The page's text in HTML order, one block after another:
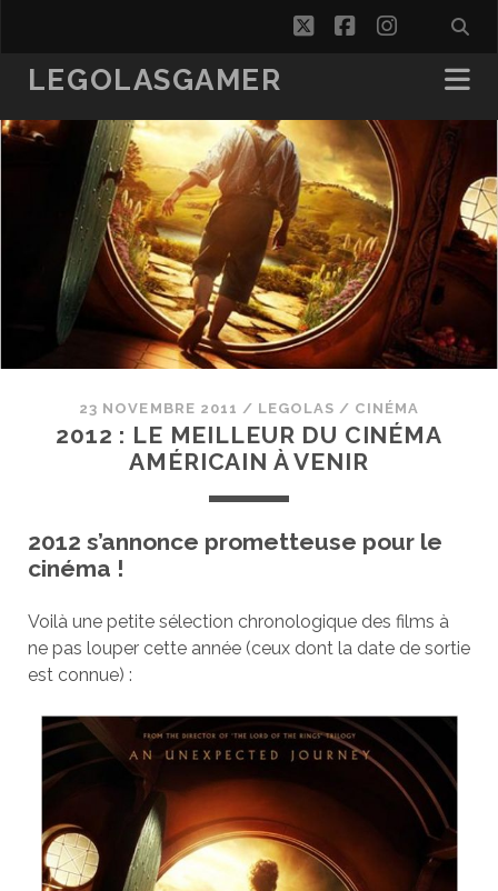
twitterfacebook
LEGOLASGAMER
23 NOVEMBRE 2011 / LEGOLAS / CINÉMA
2012 : LE MEILLEUR DU CINÉMA
AMÉRICAIN À VENIR
2012 s’annonce prometteuse pour le
cinéma !
Voilà une petite sélection chronologique des films à
ne pas louper cette année (ceux dont la date de sortie
est connue) :